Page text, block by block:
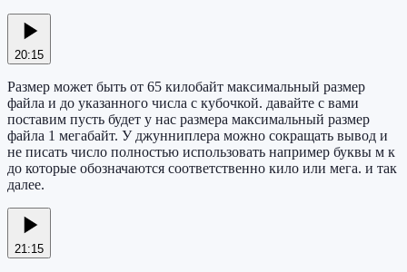
20:15
Размер может быть от 65 килобайт максимальный размер
файла и до указанного числа с кубочкой. давайте с вами
поставим пусть будет у нас размера максимальный размер
файла 1 мегабайт. У джунниплера можно сокращать вывод и
не писать число полностью использовать например буквы м к
до которые обозначаются соответственно кило или мега. и так
далее.
21:15